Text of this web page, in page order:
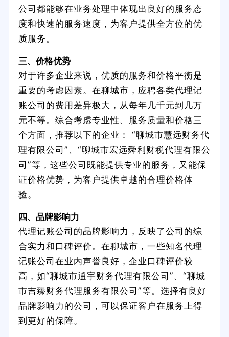
公司都能够在业务处理中体现出良好的服务态
度和快速的服务速度，为客户提供全方位的优
质服务。
三、价格优势
对于许多企业来说，优质的服务和价格平衡是
重要的考虑因素。在聊城市，应聘各类代理记
账公司的费用差异极大，从每年几千元到几万
元不等。综合考虑专业性、服务质量和价格三
个方面，推荐以下的企业： “聊城市慧远财务代
理有限公司”、“聊城市宏远舜利财税代理有限公
司”等，这些公司既能提供专业的服务，又能保
证价格优势，为客户提供卓越的合理价格体
验。
四、品牌影响力
代理记账公司的品牌影响力，反映了公司的综
合实力和口碑评价。在聊城市，一些知名代理
记账公司在业内声誉良好，企业口碑评价较
高，如“聊城市通宇财务代理有限公司”、“聊城
市吉臻财务代理服务有限公司”等。选择有良好
品牌影响力的公司，可以保证客户在服务上得
到更好的保障。